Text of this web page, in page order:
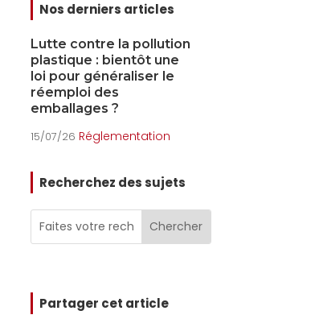
Nos derniers articles
La REP piles et
accumulateurs :
obligations et évolutions
2026
Réglementation
Recherchez des sujets
Partager cet article